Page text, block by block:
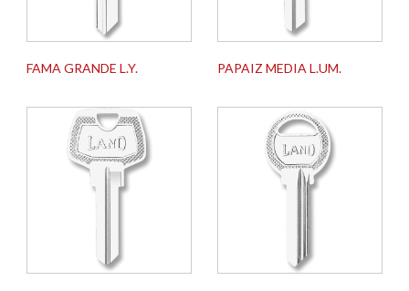
FAMA GRANDE L.Y. PAPAIZ MEDIA L.UM.